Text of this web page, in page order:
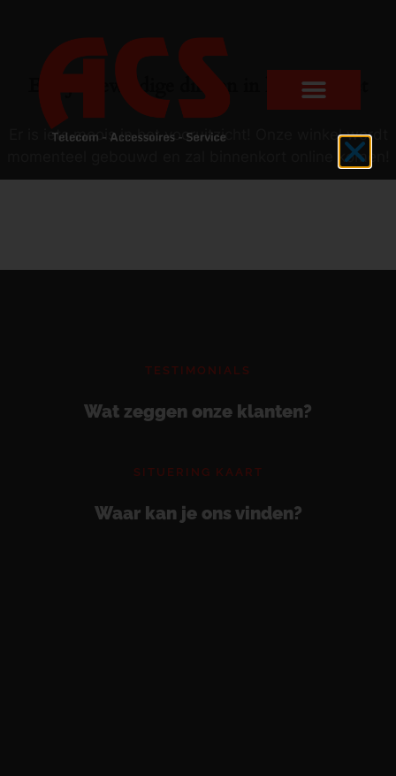
Er zijn geweldige dingen in het verschiet
Er is iets moois in het vooruitzicht! Onze winkel wordt
momenteel gebouwd en zal binnenkort online komen!
TESTIMONIALS
Wat zeggen onze klanten?
SITUERING KAART
Waar kan je ons vinden?